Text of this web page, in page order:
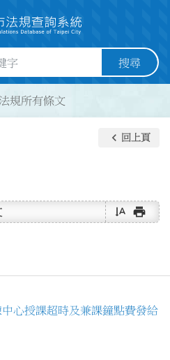
搜尋
規所有條文
keyboard_arrow_left 回上頁
text_rotate_vertical print
心授課超時及兼課鐘點費發給